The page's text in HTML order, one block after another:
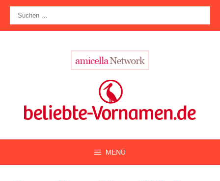
Zum
Inhalt
springen
nach:
MENÜ